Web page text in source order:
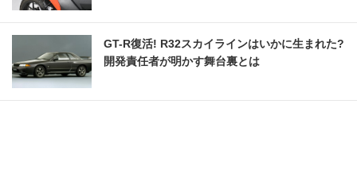
GT-R復活! R32スカイラインはいかに生まれた?
開発責任者が明かす舞台裏とは